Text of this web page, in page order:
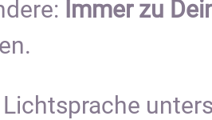
Immer zu